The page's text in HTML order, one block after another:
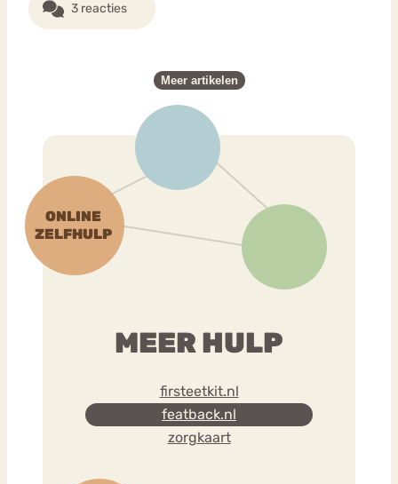
3 reacties
Meer artikelen
MEER HULP
firsteetkit.nl
featback.nl
zorgkaart